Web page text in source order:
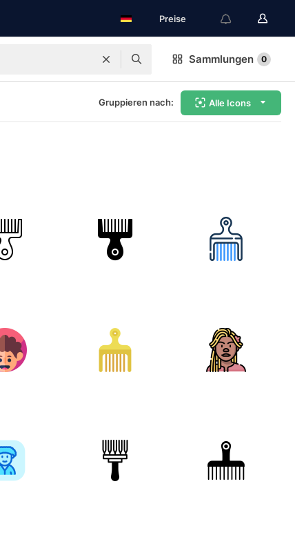
Preise
Sammlungen 0
Gruppieren nach: Alle Icons